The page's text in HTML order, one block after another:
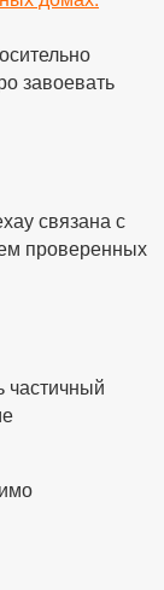
завоевать
связана с
проверенных
частичный